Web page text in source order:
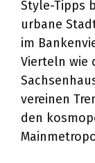
Style-Tipps
urbane
im
Vierteln wie
vereinen
den